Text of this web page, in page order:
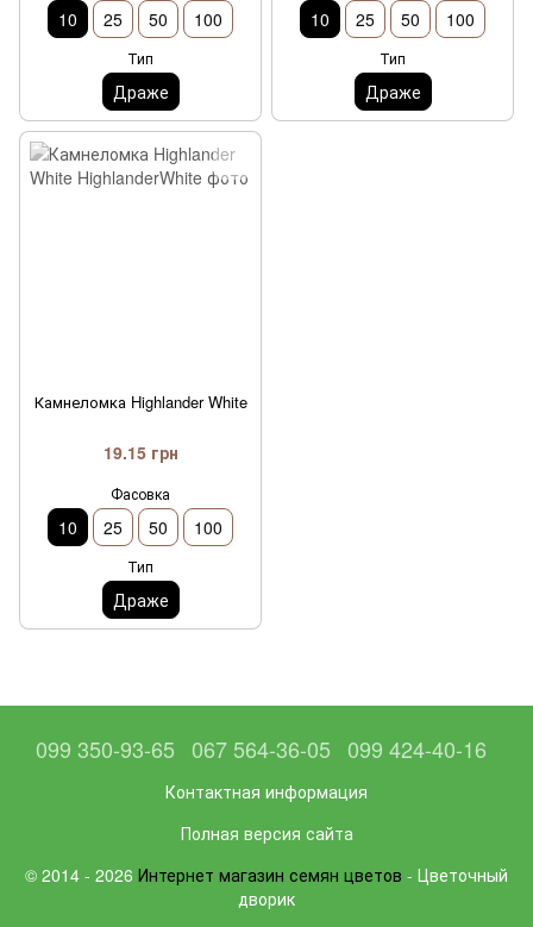
10 25 50 100
Тип
Драже
10 25 50 100
Тип
Драже
Камнеломка Highlander White
19.15 грн
Фасовка
10 25 50 100
Тип
Драже
099 350-93-65 067 564-36-05 099 424-40-16
Контактная информация
Полная версия сайта
© 2014 - 2026 Интернет магазин семян цветов - Цветочный
дворик